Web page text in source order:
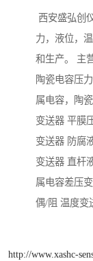
西安盛弘创
力，液位，
和生产。 主
陶瓷电容压
属电容，陶
变送器 平膜
变送器 防腐
变送器 直杆
属电容差压
偶/阻 温度变
http://www.xashc-